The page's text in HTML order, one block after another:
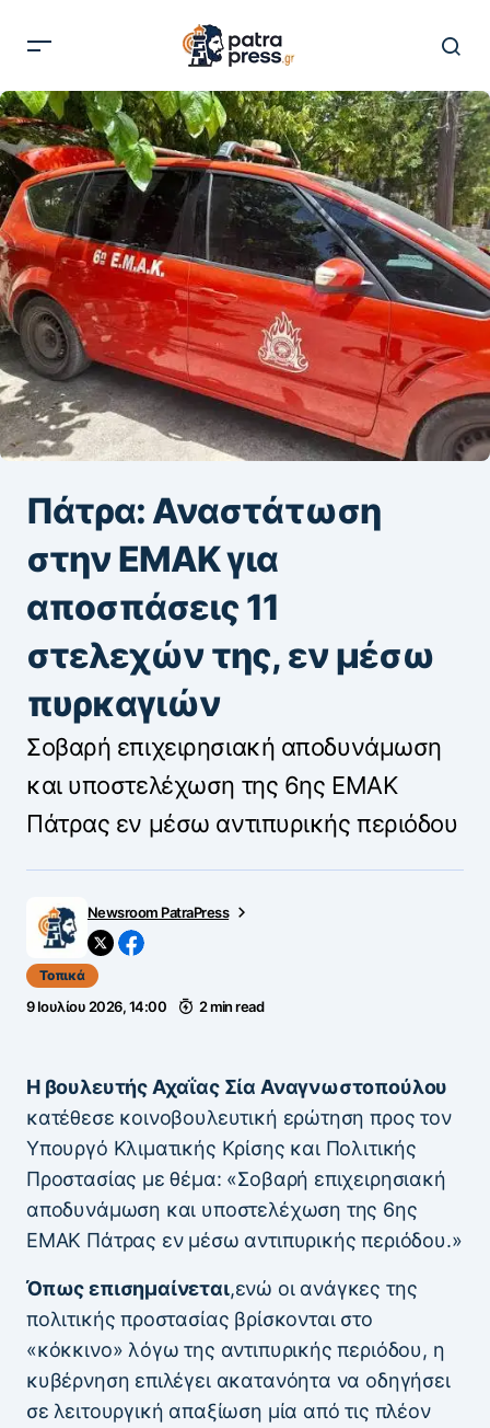
Πάτρα: Αναστάτωση
στην ΕΜΑΚ για
αποσπάσεις 11
στελεχών της, εν μέσω
πυρκαγιών
Σοβαρή επιχειρησιακή αποδυνάμωση
και υποστελέχωση της 6ης ΕΜΑΚ
Πάτρας εν μέσω αντιπυρικής περιόδου
Newsroom PatraPress
Τοπικά
9 Ιουλίου 2026, 14:00 2 min read
Η βουλευτής Αχαΐας Σία Αναγνωστοπούλου
κατέθεσε κοινοβουλευτική ερώτηση προς τον
Υπουργό Κλιματικής Κρίσης και Πολιτικής
Προστασίας με θέμα: «Σοβαρή επιχειρησιακή
αποδυνάμωση και υποστελέχωση της 6ης
ΕΜΑΚ Πάτρας εν μέσω αντιπυρικής περιόδου.»
Όπως επισημαίνεται,ενώ οι ανάγκες της
πολιτικής προστασίας βρίσκονται στο
«κόκκινο» λόγω της αντιπυρικής περιόδου, η
κυβέρνηση επιλέγει ακατανόητα να οδηγήσει
σε λειτουργική απαξίωση μία από τις πλέον